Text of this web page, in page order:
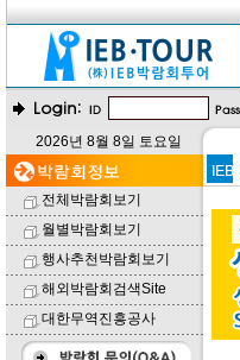
2026년 8월 8일 토요일
전체박람회보기
월별박람회보기
행사추천박람회보기
해외박람회검색Site
대한무역진흥공사